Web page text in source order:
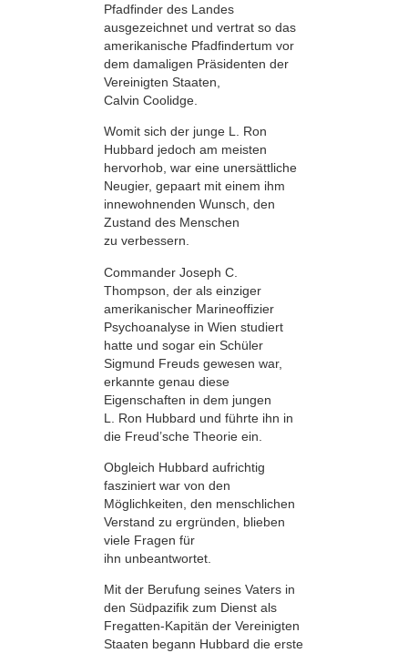
Pfadfinder des Landes
ausgezeichnet und vertrat so das
amerikanische Pfadfindertum vor
dem damaligen Präsidenten der
Vereinigten Staaten,
Calvin Coolidge.
Womit sich der junge L. Ron
Hubbard jedoch am meisten
hervorhob, war eine unersättliche
Neugier, gepaart mit einem ihm
innewohnenden Wunsch, den
Zustand des Menschen
zu verbessern.
Commander Joseph C.
Thompson, der als einziger
amerikanischer Marineoffizier
Psychoanalyse in Wien studiert
hatte und sogar ein Schüler
Sigmund Freuds gewesen war,
erkannte genau diese
Eigenschaften in dem jungen
L. Ron Hubbard und führte ihn in
die Freud’sche Theorie ein.
Obgleich Hubbard aufrichtig
fasziniert war von den
Möglichkeiten, den menschlichen
Verstand zu ergründen, blieben
viele Fragen für
ihn unbeantwortet.
Mit der Berufung seines Vaters in
den Südpazifik zum Dienst als
Fregatten-Kapitän der Vereinigten
Staaten begann Hubbard die erste